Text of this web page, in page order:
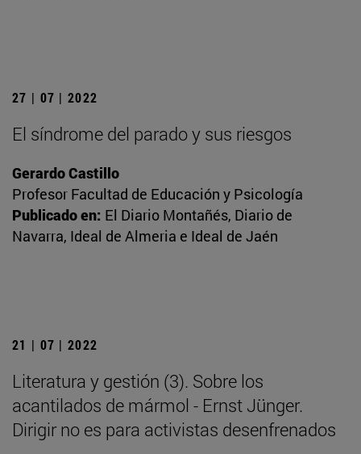
27 | 07 | 2022
El síndrome del parado y sus riesgos
Gerardo Castillo
Profesor Facultad de Educación y Psicología
Publicado en: El Diario Montañés, Diario de
Navarra, Ideal de Almeria e Ideal de Jaén
21 | 07 | 2022
Literatura y gestión (3). Sobre los
acantilados de mármol - Ernst Jünger.
Dirigir no es para activistas desenfrenados